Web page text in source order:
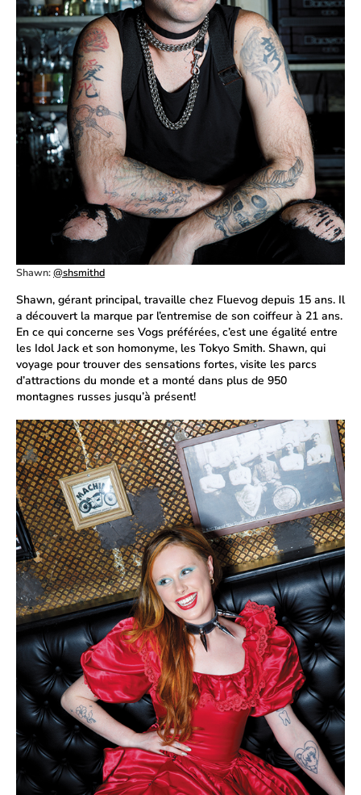
Shawn:@shsmithd
Shawn, gérant principal, travaille chez Fluevog depuis 15 ans. Il
a découvert la marque par l’entremise de son coiffeur à 21 ans.
En ce qui concerne ses Vogs préférées, c’est une égalité entre
les Idol Jack et son homonyme, les Tokyo Smith. Shawn, qui
voyage pour trouver des sensations fortes, visite les parcs
d’attractions du monde et a monté dans plus de 950
montagnes russes jusqu’à présent!